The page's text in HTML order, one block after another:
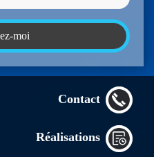
Contact
Réalisations